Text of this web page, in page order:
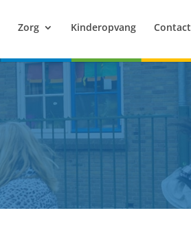
Zorg Kinderopvang Contact